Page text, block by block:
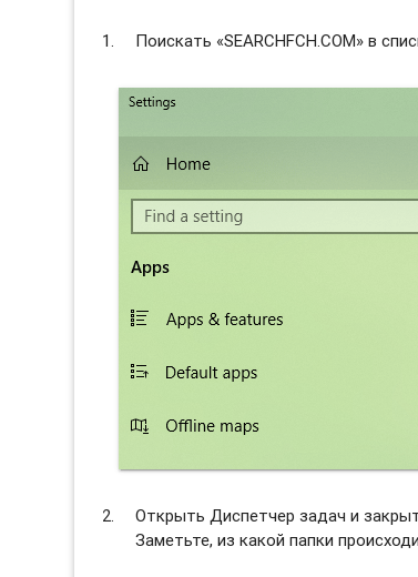
Поискать «SEARCHFCH.COM» в
Открыть Диспетчер задач и
Заметьте, из какой папки